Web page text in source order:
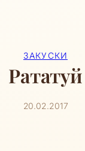
ЗАКУСКИ
Рататуй
20.02.2017